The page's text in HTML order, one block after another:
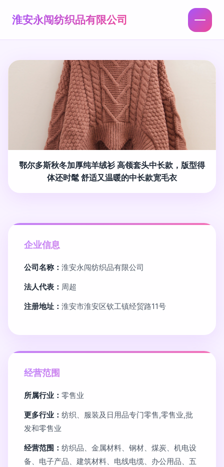
淮安永闯纺织品有限公司
鄂尔多斯秋冬加厚纯羊绒衫 高领套头中长款，版型得
体还时髦 舒适又温暖的中长款宽毛衣
企业信息
公司名称： 淮安永闯纺织品有限公司
法人代表： 周超
注册地址： 淮安市淮安区钦工镇经贸路11号
经营范围
所属行业： 零售业
更多行业： 纺织、服装及日用品专门零售,零售业,批
发和零售业
经营范围： 纺织品、金属材料、钢材、煤炭、机电设
备、电子产品、建筑材料、电线电缆、办公用品、五